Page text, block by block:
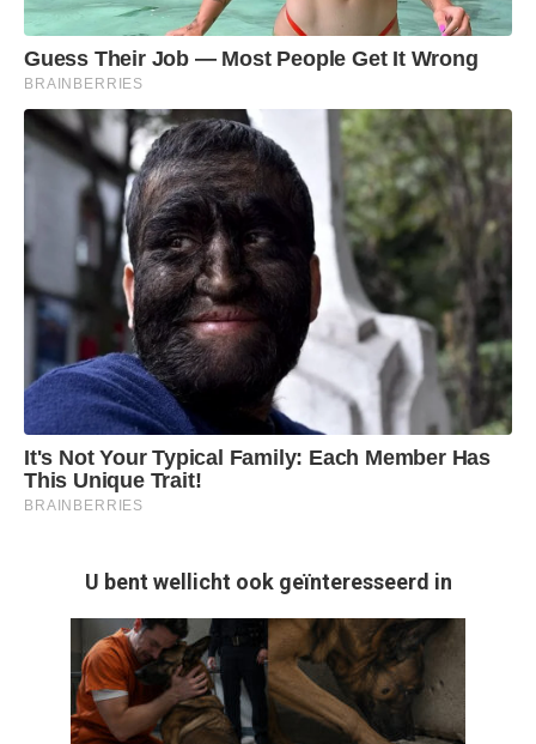
U bent wellicht ook geïnteresseerd in